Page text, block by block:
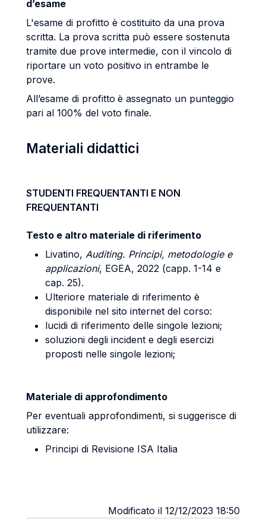
d’esame
L'esame di profitto è costituito da una prova
scritta. La prova scritta può essere sostenuta
tramite due prove intermedie, con il vincolo di
riportare un voto positivo in entrambe le
prove.
All’esame di profitto è assegnato un punteggio
pari al 100% del voto finale.
Materiali didattici
STUDENTI FREQUENTANTI E NON
FREQUENTANTI
Testo e altro materiale di riferimento
Livatino, Auditing. Principi, metodologie e
applicazioni, EGEA, 2022 (capp. 1-14 e
cap. 25).
Ulteriore materiale di riferimento è
disponibile nel sito internet del corso:
lucidi di riferimento delle singole lezioni;
soluzioni degli incident e degli esercizi
proposti nelle singole lezioni;
Materiale di approfondimento
Per eventuali approfondimenti, si suggerisce di
utilizzare:
Principi di Revisione ISA Italia
Modificato il 12/12/2023 18:50